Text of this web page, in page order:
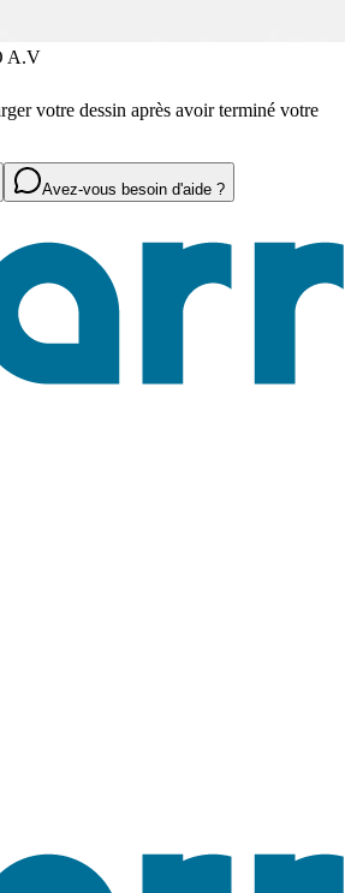
A.V
votre dessin après avoir terminé votre
Avez-vous besoin d'aide ?